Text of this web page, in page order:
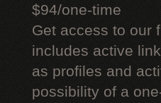
$94/one-time
Get access to our
includes active
as profiles and
possibility of a